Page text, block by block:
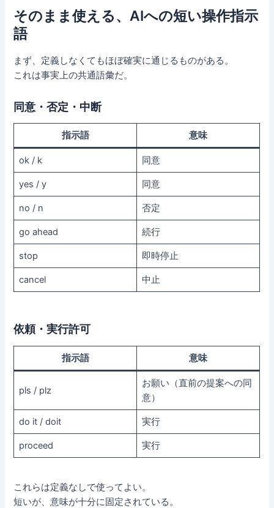
そのまま使える、AIへの短い操作指示
語
まず、定義しなくてもほぼ確実に通じるものがある。
これは事実上の共通語彙だ。
同意・否定・中断
指示語 意味
ok / k 同意
yes / y 同意
no / n 否定
go ahead 続行
stop 即時停止
cancel 中止
依頼・実行許可
指示語 意味
pls / plz
お願い（直前の提案への同
意）
do it / doit 実行
proceed 実行
これらは定義なしで使ってよい。
短いが、意味が十分に固定されている。